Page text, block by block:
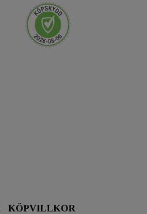
KÖPVILLKOR